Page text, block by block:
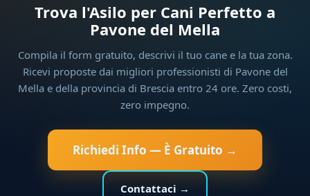
Trova l'Asilo per Cani Perfetto a
Pavone del Mella
Compila il form gratuito, descrivi il tuo cane e la tua zona.
Ricevi proposte dai migliori professionisti di Pavone del
Mella e della provincia di Brescia entro 24 ore. Zero costi,
zero impegno.
Richiedi Info — È Gratuito →
Contattaci →